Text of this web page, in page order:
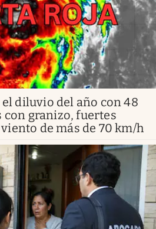
diluvio del año con 48
granizo, fuertes
de más de 70 km/h